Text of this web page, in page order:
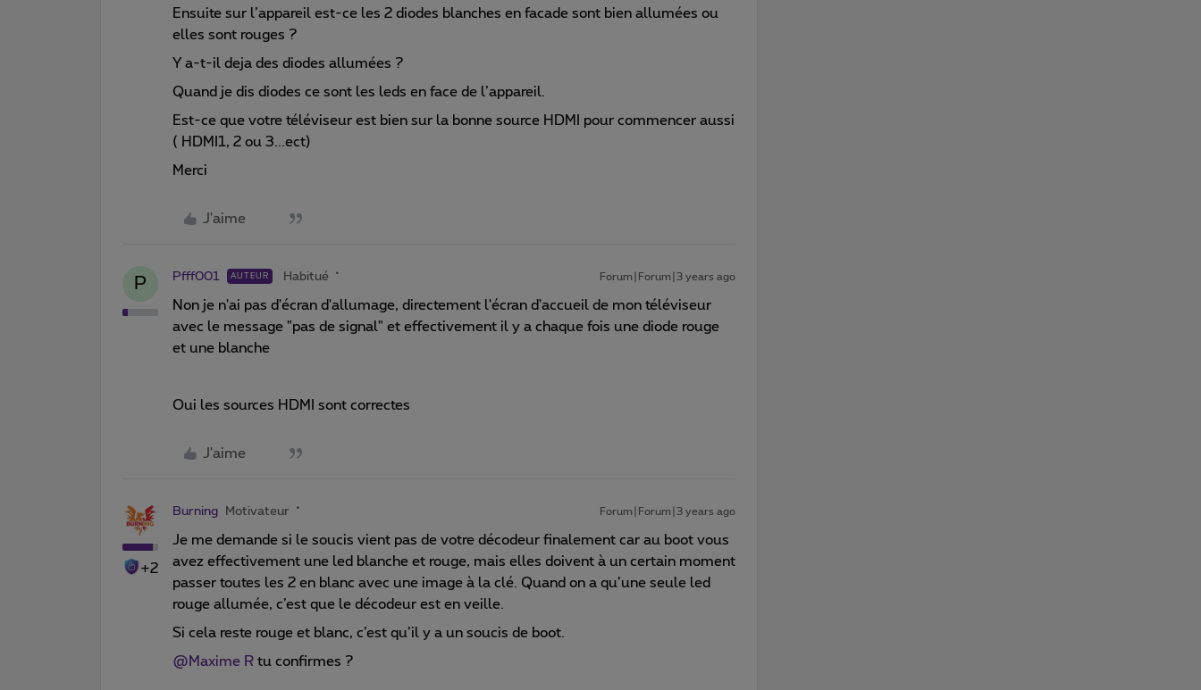
Ensuite sur l’appareil est-ce les 2 diodes blanches en facade sont bien allumées ou
elles sont rouges ?
Y a-t-il deja des diodes allumées ?
Quand je dis diodes ce sont les leds en face de l’appareil.
Est-ce que votre téléviseur est bien sur la bonne source HDMI pour commencer aussi
( HDMI1, 2 ou 3...ect)
Merci
J'aime
P Pfff001 AUTEUR Habitué Forum|Forum|3 years ago
Non je n'ai pas d'écran d'allumage, directement l'écran d'accueil de mon téléviseur
avec le message "pas de signal" et effectivement il y a chaque fois une diode rouge
et une blanche
Oui les sources HDMI sont correctes
J'aime
+2
Burning Motivateur Forum|Forum|3 years ago
Je me demande si le soucis vient pas de votre décodeur finalement car au boot vous
avez effectivement une led blanche et rouge, mais elles doivent à un certain moment
passer toutes les 2 en blanc avec une image à la clé. Quand on a qu’une seule led
rouge allumée, c’est que le décodeur est en veille.
Si cela reste rouge et blanc, c’est qu’il y a un soucis de boot.
@Maxime R tu confirmes ?